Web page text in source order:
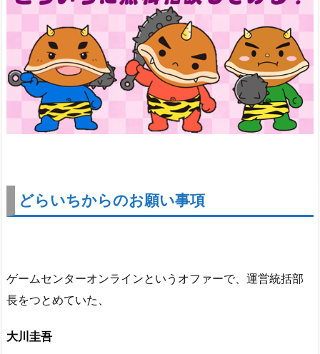
どらいちからのお願い事項
ゲームセンターオンラインというオファーで、運営統括部
長をつとめていた、
大川圭吾